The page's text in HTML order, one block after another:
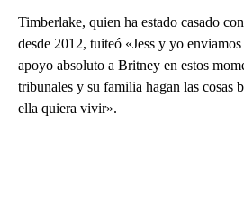
Timberlake, quien ha estado casado
desde 2012, tuiteó «Jess y yo
apoyo absoluto a Britney en estos
tribunales y su familia hagan las cosas
ella quiera vivir».